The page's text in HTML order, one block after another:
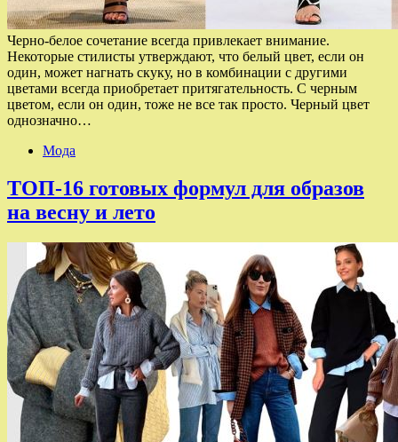
Черно-белое сочетание всегда привлекает внимание.
Некоторые стилисты утверждают, что белый цвет, если он
один, может нагнать скуку, но в комбинации с другими
цветами всегда приобретает притягательность. С черным
цветом, если он один, тоже не все так просто. Черный цвет
однозначно…
Мода
ТОП-16 готовых формул для образов
на весну и лето